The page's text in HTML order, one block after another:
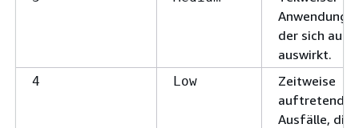
der sich auf
auswirkt.
4 Low
Zeitweise
auftretende
Ausfälle, die